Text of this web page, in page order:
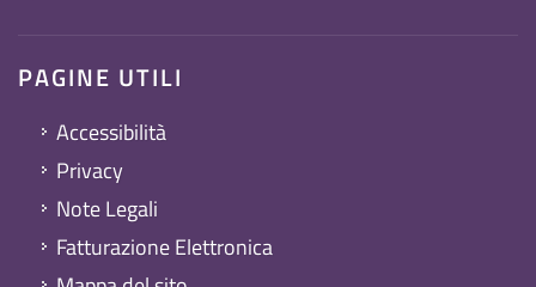
PAGINE UTILI
Accessibilità
Privacy
Note Legali
Fatturazione Elettronica